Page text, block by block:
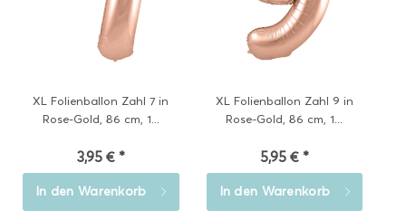
XL Folienballon Zahl 7 in
Rose-Gold, 86 cm, 1...
3,95 € *
In den Warenkorb
XL Folienballon Zahl 9 in
Rose-Gold, 86 cm, 1...
5,95 € *
In den Warenkorb